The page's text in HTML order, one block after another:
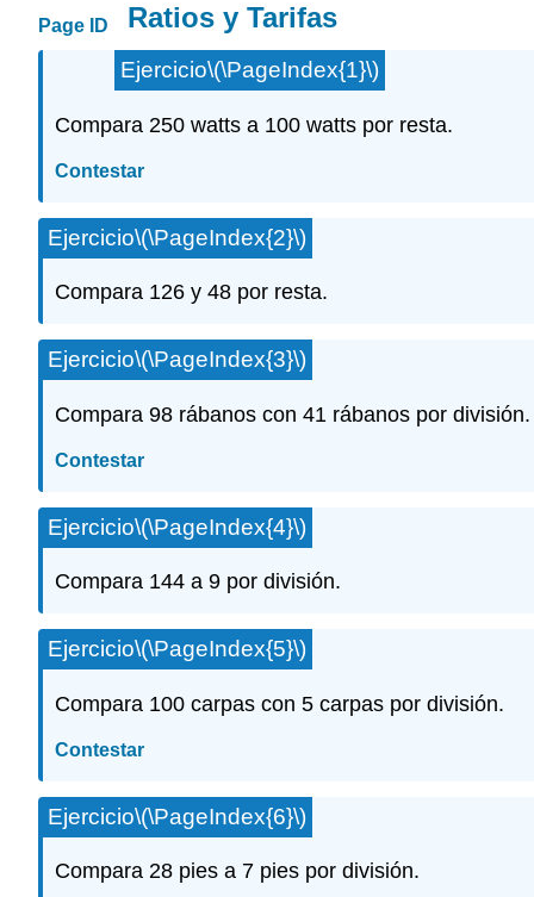
Page ID Ratios y Tarifas
Ejercicio\(\PageIndex{1}\)
Compara 250 watts a 100 watts por resta.
Contestar
Ejercicio\(\PageIndex{2}\)
Compara 126 y 48 por resta.
Ejercicio\(\PageIndex{3}\)
Compara 98 rábanos con 41 rábanos por división.
Contestar
Ejercicio\(\PageIndex{4}\)
Compara 144 a 9 por división.
Ejercicio\(\PageIndex{5}\)
Compara 100 carpas con 5 carpas por división.
Contestar
Ejercicio\(\PageIndex{6}\)
Compara 28 pies a 7 pies por división.